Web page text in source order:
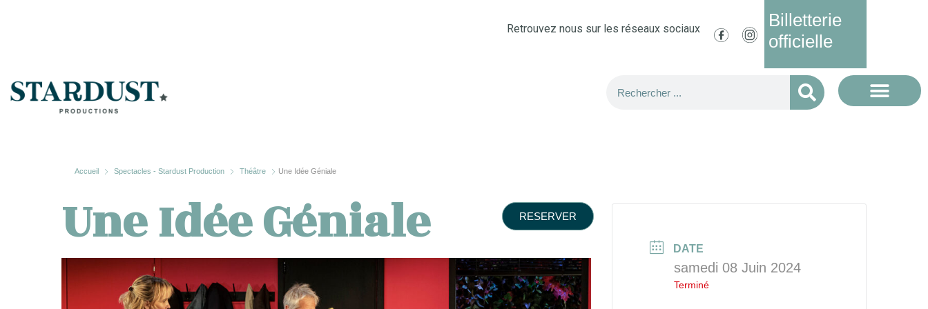
Retrouvez nous sur les réseaux sociaux
Billetterie
officielle
Accueil Spectacles - Stardust Production Théâtre Une Idée Géniale
Une Idée Géniale RESERVER
DATE
samedi 08 Juin 2024
Terminé